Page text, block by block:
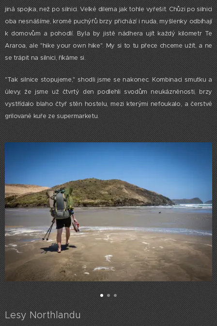
jiná spojka, než po silnici. Velké dilema jak tohle vyřešit. Chůzi po silnici
oba nesnášíme, kromě puchýřů brzy přichází i nuda, myšlenky odbíhají
k domovům a pohodlí. Byla by jistě nádhera ujít každý kilometr Te
Araroa, ale "hike your own hike". My si to tu přece chceme užít, a ne
se trápit na silnici, říkáme si.
"Tak silnice stopujeme," shodli jsme se nakonec. Kombinaci smutku a
úlevy, že jsme už čtvrtý den podlehli svodům neukázněnosti, brzy
vystřídalo blaho čtyř stěn hostelu, mezi kterými nefoukalo, a čerstvé
grilované kuře ze supermarketu.
Lesy Northlandu